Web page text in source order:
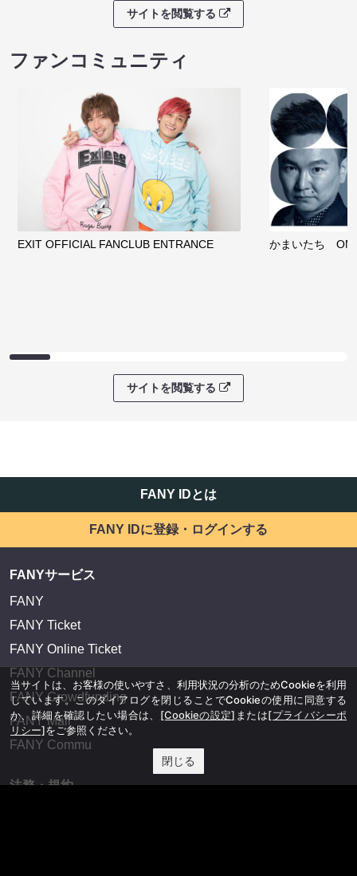
サイトを閲覧する
ファンコミュニティ
EXIT OFFICIAL FANCLUB ENTRANCE かまいたち
サイトを閲覧する
FANY IDとは
FANY IDに登録・ログインする
FANYサービス
FANY
FANY Ticket
FANY Online Ticket
FANY Channel
FANY Crowdfunding
FANY Mall
FANY Commu
法務・規約
当サイトは、お客様の使いやすさ、利用状況の分析のためCookieを利用
しています。このダイアログを閉じることでCookieの使用に同意する
か、詳細を確認したい場合は、 [Cookieの設定] または[プライバシーポ
リシー]をご参照ください。
閉じる